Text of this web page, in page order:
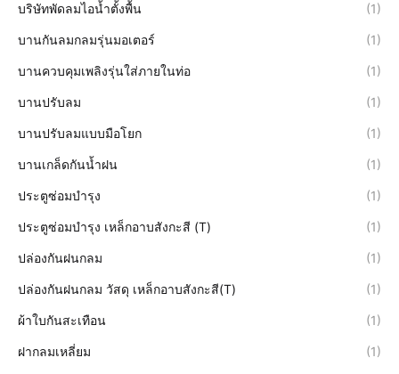
บริษัทพัดลมไอน้ำตั้งพื้น (1)
บานกันลมกลมรุ่นมอเตอร์ (1)
บานควบคุมเพลิงรุ่นใส่ภายในท่อ (1)
บานปรับลม (1)
บานปรับลมแบบมือโยก (1)
บานเกล็ดกันน้ำฝน (1)
ประตูซ่อมบำรุง (1)
ประตูซ่อมบำรุง เหล็กอาบสังกะสี (T) (1)
ปล่องกันฝนกลม (1)
ปล่องกันฝนกลม วัสดุ เหล็กอาบสังกะสี(T) (1)
ผ้าใบกันสะเทือน (1)
ฝากลมเหลี่ยม (1)